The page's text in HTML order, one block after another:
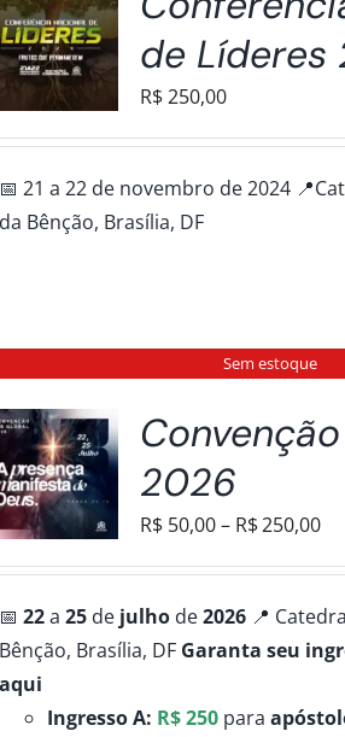
de Líderes
R$250,00
📅 21 a 22 de novembro de 2024
da Bênção, Brasília, DF
Sem estoque
2026
R$ 50,00 – R$250,00
📅22a25 de julho de2026 📍
Bênção, Brasília, DF Garanta seu
aqui
Ingresso A: R$ 250 para